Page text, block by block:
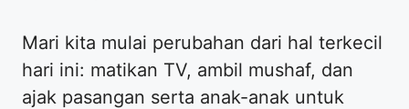
Mari kita mulai perubahan dari hal terkecil
hari ini: matikan TV, ambil mushaf, dan
ajak pasangan serta anak-anak untuk